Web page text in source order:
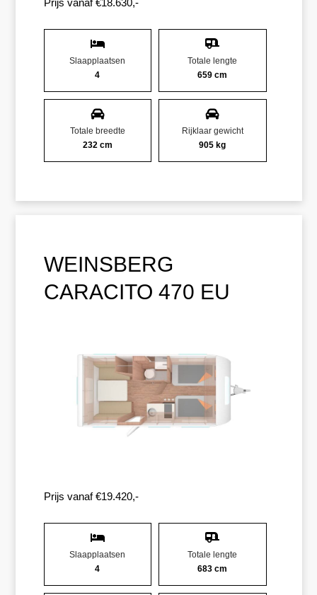
Prijs vanaf €18.630,-
Slaapplaatsen
4
Totale lengte
659 cm
Totale breedte
232 cm
Rijklaar gewicht
905 kg
WEINSBERG
CARACITO 470 EU
Prijs vanaf €19.420,-
Slaapplaatsen
4
Totale lengte
683 cm